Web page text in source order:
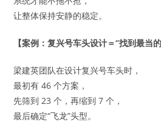
让整体保持安静的稳定。
【案例：复兴号车头设计＝“找到最当的
梁建英团队在设计复兴号车头时，
最初有 46 个方案，
先筛到 23 个，再缩到 7 个，
最后确定“飞龙”头型。